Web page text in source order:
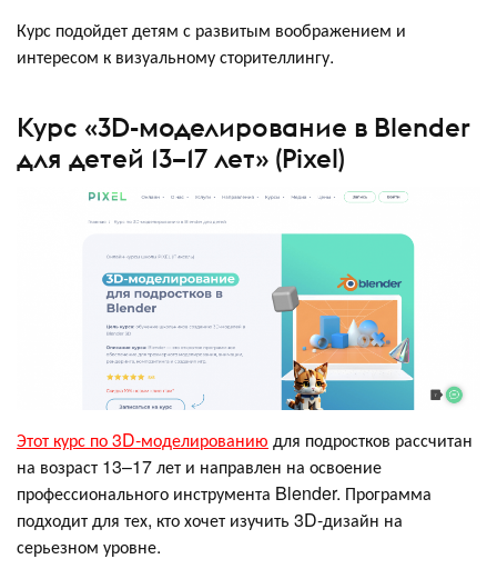
Курс подойдет детям с развитым воображением и
интересом к визуальному сторителлингу.
Курс «3D-моделирование в Blender
для детей 13–17 лет» (Pixel)
Этот курс по 3D-моделированию для подростков рассчитан
на возраст 13–17 лет и направлен на освоение
профессионального инструмента Blender. Программа
подходит для тех, кто хочет изучить 3D-дизайн на
серьезном уровне.